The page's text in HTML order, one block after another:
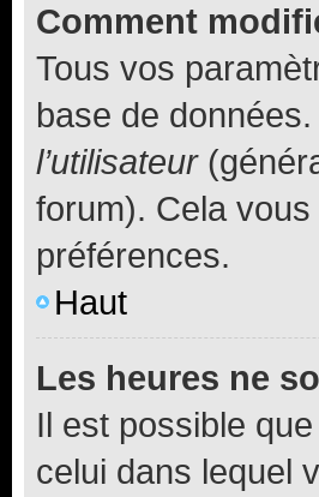
Comment
Tous vos
base de
l’utilisateur
forum). Cela
préférences.
Haut
Les heures ne
Il est possible
celui dans lequel